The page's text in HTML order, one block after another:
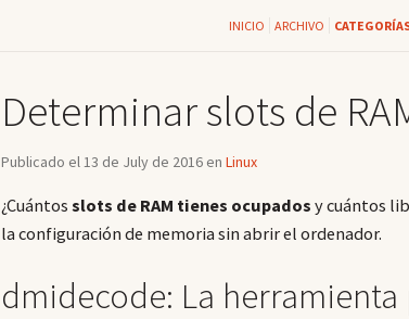
INICIO ARCHIVO
Determinar slots de
Publicado el 13 de July de 2016 en Linux
¿Cuántos slots de RAM tienes ocupados y cuántos
la configuración de memoria sin abrir el ordenador.
dmidecode: La